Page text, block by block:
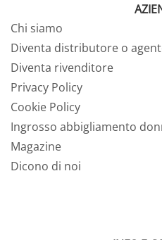
Chi siamo
Diventa distributore o
Diventa rivenditore
Privacy Policy
Cookie Policy
Ingrosso abbigliamento
Magazine
Dicono di noi